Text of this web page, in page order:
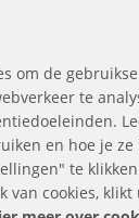
om de
te
en hoe je
te
van cookies, klikt